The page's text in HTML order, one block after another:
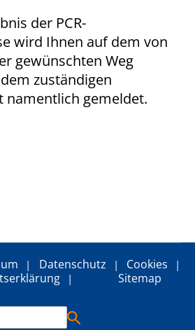
der PCR-
wird Ihnen auf dem von
gewünschten Weg
zuständigen
namentlich gemeldet.
Datenschutz
Cookies
Sitemap
zur Verfügung